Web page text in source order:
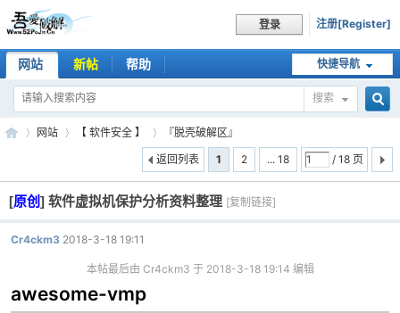
登录 注册[Register]
快捷导航
网站 新帖 帮助
搜索
吾 »
网站
›
【 软件安全 】
›
『脱壳破解区』
1
2 ... 18 / 18 页
返回列表
[原创] 软件虚拟机保护分析资料整理 [复制链接]
Cr4ckm3 2018-3-18 19:11
本帖最后由 Cr4ckm3 于 2018-3-18 19:14 编辑
awesome-vmp